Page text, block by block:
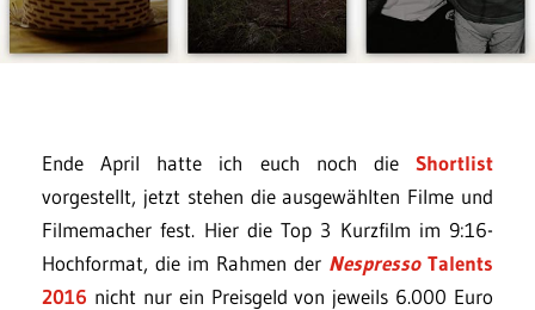
Ende April hatte ich euch noch die Shortlist
vorgestellt, jetzt stehen die ausgewählten Filme und
Filmemacher fest. Hier die Top 3 Kurzfilm im 9:16-
Hochformat, die im Rahmen der NespressoTalents
2016 nicht nur ein Preisgeld von jeweils 6.000 Euro